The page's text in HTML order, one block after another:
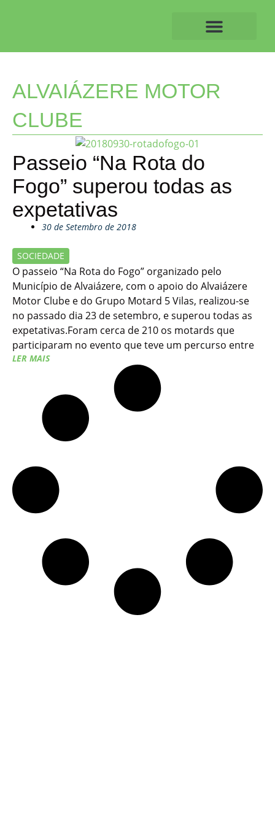
ALVAIÁZERE MOTOR
CLUBE
Passeio “Na Rota do
Fogo” superou todas as
expetativas
30 de Setembro de 2018
SOCIEDADE
O passeio “Na Rota do Fogo” organizado pelo
Município de Alvaiázere, com o apoio do Alvaiázere
Motor Clube e do Grupo Motard 5 Vilas, realizou-se
no passado dia 23 de setembro, e superou todas as
expetativas.Foram cerca de 210 os motards que
participaram no evento que teve um percurso entre
LER MAIS